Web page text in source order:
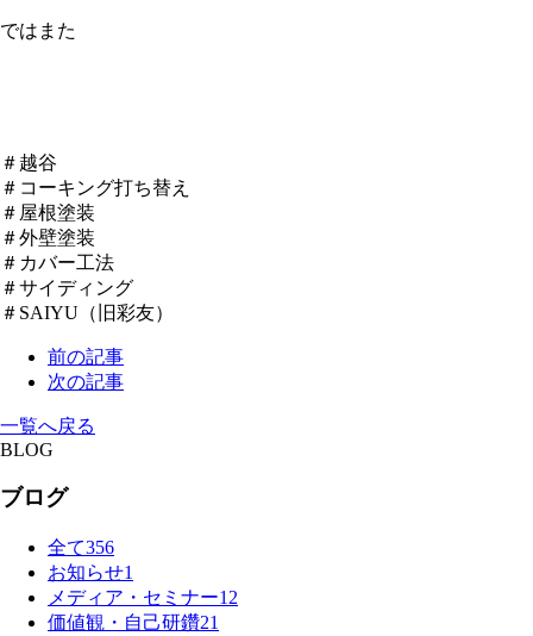
ではまた
＃越谷
＃コーキング打ち替え
＃屋根塗装
＃外壁塗装
＃カバー工法
＃サイディング
＃SAIYU（旧彩友）
前の記事
次の記事
一覧へ戻る
BLOG
ブログ
全て356
お知らせ1
メディア・セミナー12
価値観・自己研鑽21